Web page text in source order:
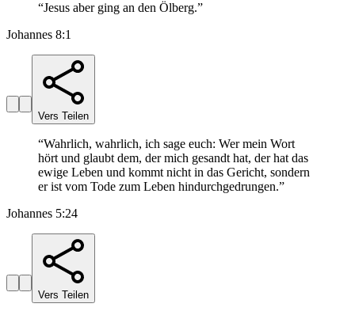
“Jesus aber ging an den Ölberg.”
Johannes 8:1
Vers Teilen
“Wahrlich, wahrlich, ich sage euch: Wer mein Wort
hört und glaubt dem, der mich gesandt hat, der hat das
ewige Leben und kommt nicht in das Gericht, sondern
er ist vom Tode zum Leben hindurchgedrungen.”
Johannes 5:24
Vers Teilen